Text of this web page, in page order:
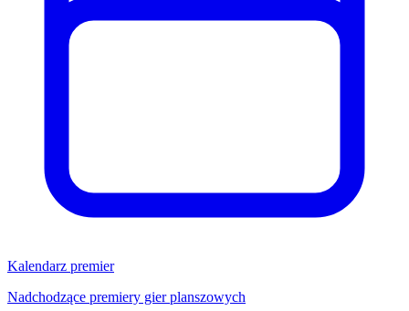
Kalendarz premier
Nadchodzące premiery gier planszowych